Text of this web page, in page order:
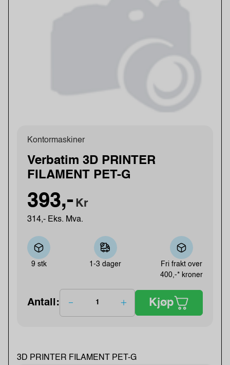
Kontormaskiner
Verbatim 3D PRINTER
FILAMENT PET-G
393,- Kr
314,- Eks. Mva.
9 stk 1-3 dager
Fri frakt over
400,-* kroner
Antall: Kjøp
3D PRINTER FILAMENT PET-G